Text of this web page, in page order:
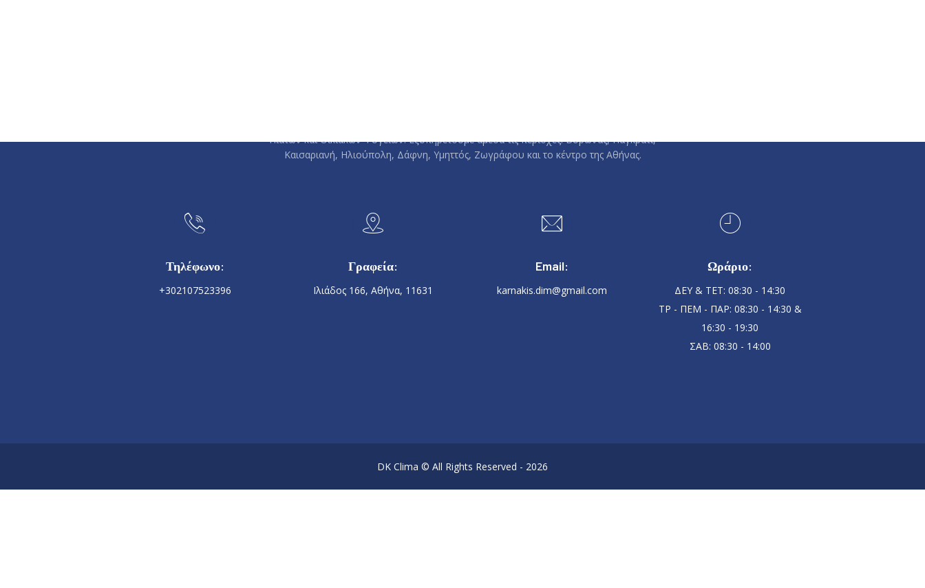
Πιάτων και Οικιακών Ψυγείων. Εξυπηρετούμε άμεσα τις περιοχές: Βύρωνας, Παγκράτι,
Καισαριανή, Ηλιούπολη, Δάφνη, Υμηττός, Ζωγράφου και το κέντρο της Αθήνας.
Τηλέφωνο:
+302107523396
Γραφεία:
Ιλιάδος 166, Αθήνα, 11631
Email:
karnakis.dim@gmail.com
Ωράριο:
ΔΕΥ & ΤΕΤ: 08:30 - 14:30
ΤΡ - ΠΕΜ - ΠΑΡ: 08:30 - 14:30 &
16:30 - 19:30
ΣΑΒ: 08:30 - 14:00
DK Clima © All Rights Reserved - 2026